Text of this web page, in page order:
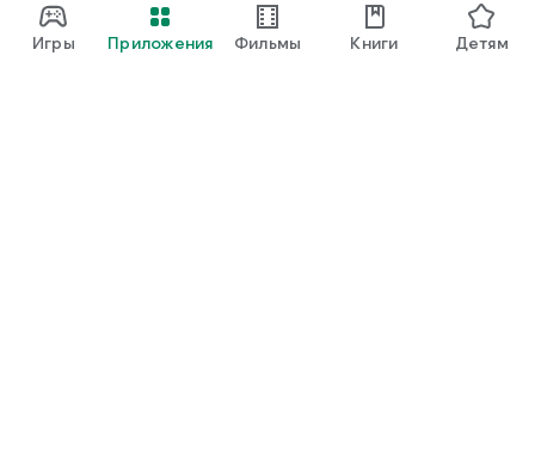
Игры Приложения Фильмы Книги Детям